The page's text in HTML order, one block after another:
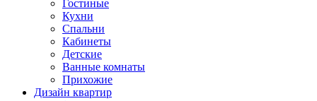
Гостиные
Кухни
Спальни
Кабинеты
Детские
Ванные комнаты
Прихожие
Дизайн квартир